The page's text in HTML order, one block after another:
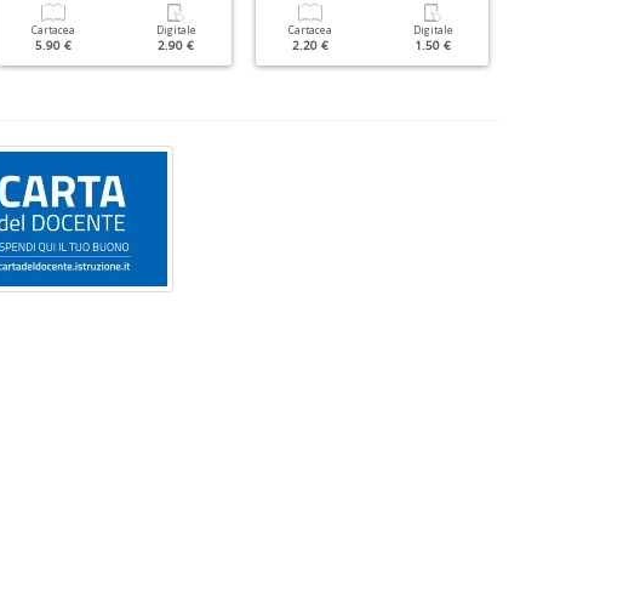
Cartacea
5.90 €
Digitale
2.90 €
Cartacea
2.20 €
Digitale
1.50 €